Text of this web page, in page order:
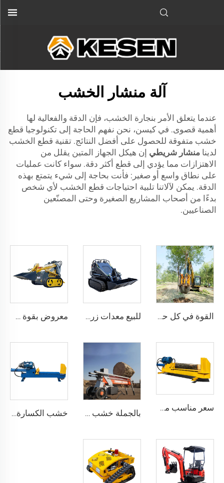
آلة منشار الخشب
عندما يتعلق الأمر بنجارة الخشب، فإن الدقة والفعالية لها
أهمية قصوى. في كيسن، نحن نفهم الحاجة إلى تكنولوجيا قطع
خشب متفوقة للحصول على أفضل النتائج. تقنية قطع الخشب
لدينا منشار شريطي إن هيكل الجهاز المتين يقلل من
الاهتزازات مما يؤدي إلى قطع أكثر دقة. سواء كانت عمليات
على نطاق واسع أو صغير: فأنت بحاجة إلى شيء يتمتع بهذه
الدقة. يمكن لآلاتنا تلبية احتياجات قطع الخشب لأي شخص
بدءًا من أصحاب المشاريع الصغيرة وحتى المصنّعين
الصناعيين.
القوة في كل حفرة – آلات حفر الأشجار الصناعية، بدون هامش تجزئة للبيع معدات زراعية مصغرة جرافة الزاحف حفار الجرافة معروض بقوة حفار عجلات صغير آلات تنقيب عن الأرض حفار عجلات صغير سكيد ستير
سعر مناسب مصنع خشب التقطيع 25 طن خشب مزيل الورق المفروم آلة التقطيع
بالجملة خشب شجرة التقطيع العمودي ترactor شجرة التقطيع معالجة الحطب آلة التقطيع خشب الكسارة الساخنة للبيع كهربائية جودة عالية خشب التقطيع محرك بنزين خشب الكسارة مزيل الورق الآلة